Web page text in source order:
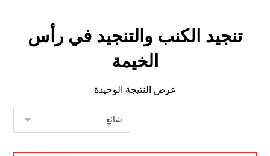
تنجيد الكنب والتنجيد في رأس
الخيمة
عرض النتيجة الوحيدة